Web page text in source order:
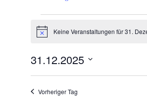
für
Dezember
2025
HinweisKeine Veranstaltungen für 31.
31.12.2025
Vorheriger Tag